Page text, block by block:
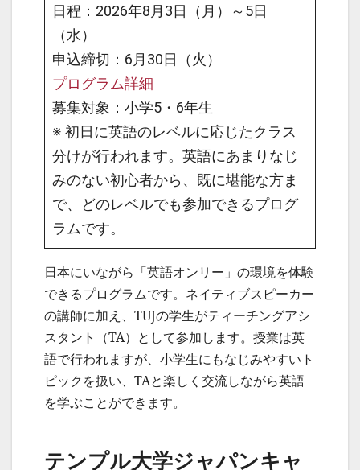
日程：2026年8月3日（月）～5日
（水）
申込締切：6月30日（火）
プログラム詳細
募集対象：小学5・6年生
※ 初日に英語のレベルに応じたクラス
分けが行われます。英語にあまりなじ
みのない初心者から、既に堪能な方ま
で、どのレベルでも参加できるプログ
ラムです。
日本にいながら「英語オンリー」の環境を体験
できるプログラムです。ネイティブスピーカー
の講師に加え、TUJの学生がティーチングアシ
スタント（TA）として参加します。授業は英
語で行われますが、小学生にもなじみやすいト
ピックを扱い、TAと楽しく交流しながら英語
を学ぶことができます。
テンプル大学ジャパンキャ